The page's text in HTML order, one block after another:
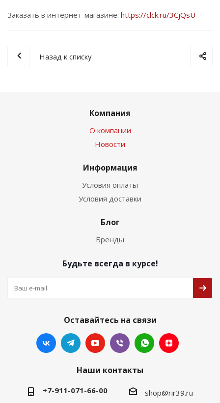
Заказать в интернет-магазине: https://clck.ru/3CjQsU
Назад к списку
Компания
О компании
Новости
Информация
Условия оплаты
Условия доставки
Блог
Бренды
Будьте всегда в курсе!
Оставайтесь на связи
Наши контакты
+7-911-071-66-00 shop@rir39.ru